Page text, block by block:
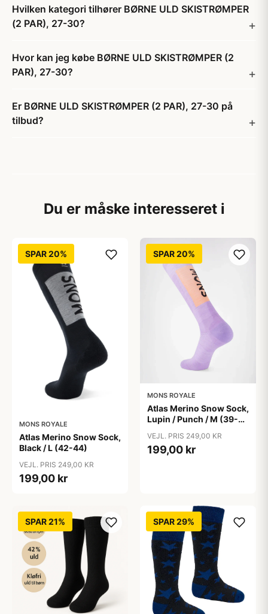
Hvilken kategori tilhører BØRNE ULD SKISTRØMPER
(2 PAR), 27-30?
Hvor kan jeg købe BØRNE ULD SKISTRØMPER (2
PAR), 27-30?
Er BØRNE ULD SKISTRØMPER (2 PAR), 27-30 på
tilbud?
Du er måske interesseret i
SPAR 20%
MONS ROYALE
Atlas Merino Snow Sock,
Black / L (42-44)
VEJL. PRIS 249,00 KR
199,00 kr
SPAR 20%
MONS ROYALE
Atlas Merino Snow Sock,
Lupin / Punch / M (39-
VEJL. PRIS 249,00 KR
199,00 kr
SPAR 21% SPAR 29%